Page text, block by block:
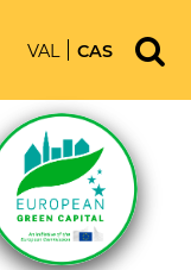
VAL CAS